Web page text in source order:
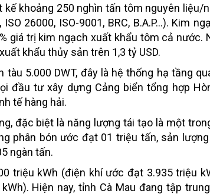
khoảng 250 nghìn tấn tôm nguyên liệu/
26000, ISO-9001, BRC, B.A.P...). Kim
giá trị kim ngạch xuất khẩu tôm cả nước.
khẩu thủy sản trên 1,3 tỷ USD.
tàu 5.000 DWT, đây là hệ thống hạ tầng
đầu tư xây dựng Cảng biển tổng hợp
tế hàng hải.
đặc biệt là năng lượng tái tạo là một
phân bón ước đạt 01 triệu tấn, sản
ngàn tấn.
triệu kWh (điện khí ước đạt 3.935 triệu
Hiện nay, tỉnh Cà Mau đang tập